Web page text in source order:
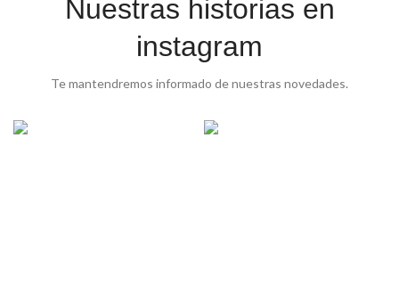
Nuestras historias en
instagram
Te mantendremos informado de nuestras novedades.